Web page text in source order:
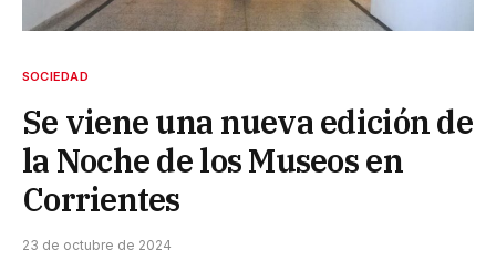
SOCIEDAD
Se viene una nueva edición de
la Noche de los Museos en
Corrientes
23 de octubre de 2024